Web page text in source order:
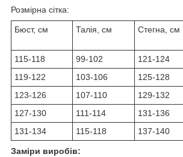
Розмірна сітка:
Бюст, см Талія, см Стегна, см
115-118
99-102 121-124
119-122
103-106 125-128
123-126
107-110 129-132
127-130
111-114 131-136
131-134
115-118 137-140
Заміри виробів: